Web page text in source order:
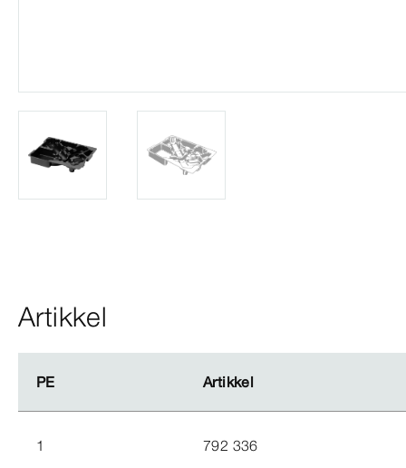
Artikkel
PE Artikkel
PE Artikkel
1 792 336